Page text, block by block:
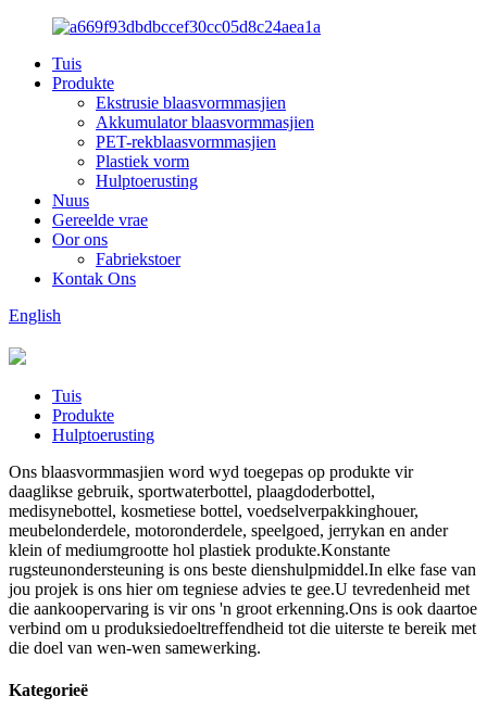
Tuis
Produkte
Ekstrusie blaasvormmasjien
Akkumulator blaasvormmasjien
PET-rekblaasvormmasjien
Plastiek vorm
Hulptoerusting
Nuus
Gereelde vrae
Oor ons
Fabriekstoer
Kontak Ons
English
Tuis
Produkte
Hulptoerusting
Ons blaasvormmasjien word wyd toegepas op produkte vir
daaglikse gebruik, sportwaterbottel, plaagdoderbottel,
medisynebottel, kosmetiese bottel, voedselverpakkinghouer,
meubelonderdele, motoronderdele, speelgoed, jerrykan en ander
klein of mediumgrootte hol plastiek produkte.Konstante
rugsteunondersteuning is ons beste dienshulpmiddel.In elke fase van
jou projek is ons hier om tegniese advies te gee.U tevredenheid met
die aankoopervaring is vir ons 'n groot erkenning.Ons is ook daartoe
verbind om u produksiedoeltreffendheid tot die uiterste te bereik met
die doel van wen-wen samewerking.
Kategorieë